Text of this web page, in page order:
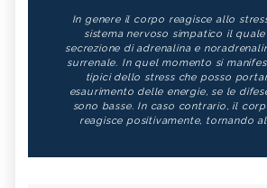
In genere il corpo reagisce allo
sistema nervoso simpatico il
secrezione di adrenalina e
surrenale. In quel momento si
tipici dello stress che posso
esaurimento delle energie, se le
sono basse. In caso contrario, il
reagisce positivamente, tornando